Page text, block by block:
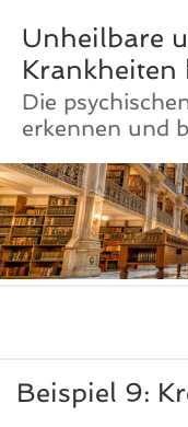
Unheilbare
Krankheiten
Die
erkennen und
Beispiel 9: